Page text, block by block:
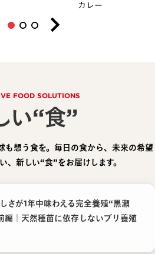
カレー
FOOD SOLUTIONS
い“食”
も想う食を。毎日の食から、未来の希望
、新しい“食”をお届けします。
さが1年中味わえる完全養殖“黒瀬
編｜天然種苗に依存しないブリ養殖